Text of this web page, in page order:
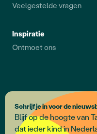
Veelgestelde vragen
Inspiratie
Ontmoet ons
Schrijf je in voor de
Blijf op de hoogte van
dat ieder kind in